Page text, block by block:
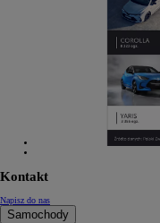
Kontakt
Napisz do nas
Samochody